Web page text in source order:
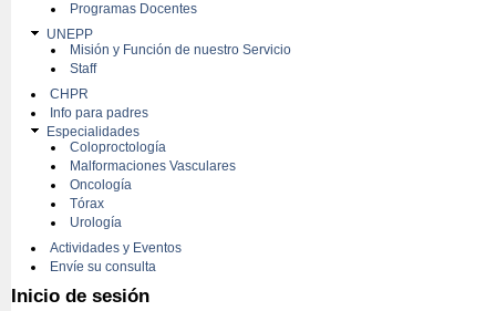
Programas Docentes
UNEPP
Misión y Función de nuestro Servicio
Staff
CHPR
Info para padres
Especialidades
Coloproctología
Malformaciones Vasculares
Oncología
Tórax
Urología
Actividades y Eventos
Envíe su consulta
Inicio de sesión